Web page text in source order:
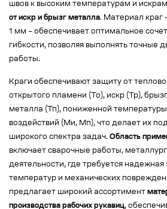
швов к высоким температурам и
от искр и брызг металла. Материал краг
1 мм – обеспечивает оптимальное
гибкости, позволяя выполнять точные
работы.
Краги обеспечивают защиту от
открытого пламени (То), искр (Тр),
металла (Тп), пониженной
воздействий (Ми, Мп), что делает их
широкого спектра задач. Область
включает сварочные работы,
деятельности, где требуется
температур и механических
предлагает широкий ассортимент
производства рабочих рукавиц,